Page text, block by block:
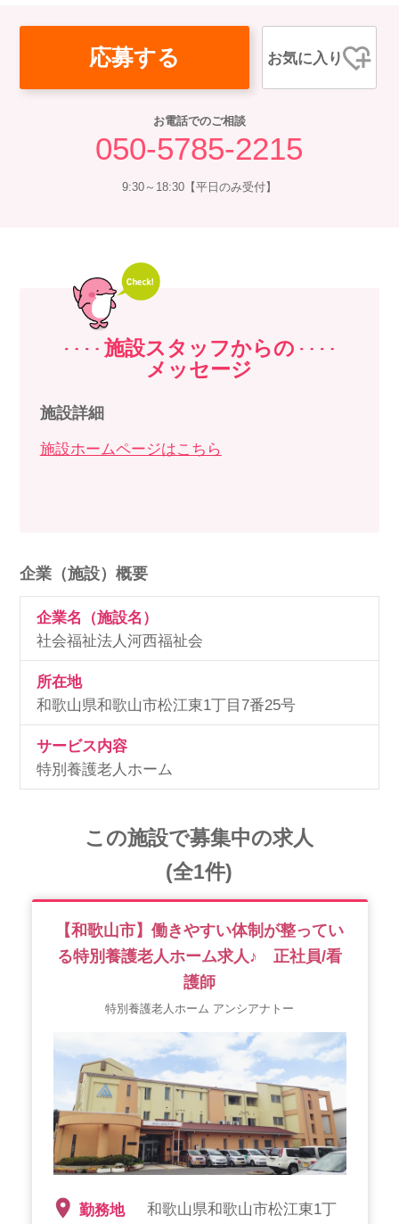
応募する お気に入り
お電話でのご相談
050-5785-2215
9:30～18:30【平日のみ受付】
施設スタッフからの
メッセージ
施設詳細
施設ホームページはこちら
企業（施設）概要
企業名（施設名）
社会福祉法人河西福祉会
所在地
和歌山県和歌山市松江東1丁目7番25号
サービス内容
特別養護老人ホーム
この施設で募集中の求人
(全1件)
【和歌山市】働きやすい体制が整ってい
る特別養護老人ホーム求人♪ 正社員/看
護師
特別養護老人ホーム アンシアナトー
勤務地
和歌山県和歌山市松江東1丁